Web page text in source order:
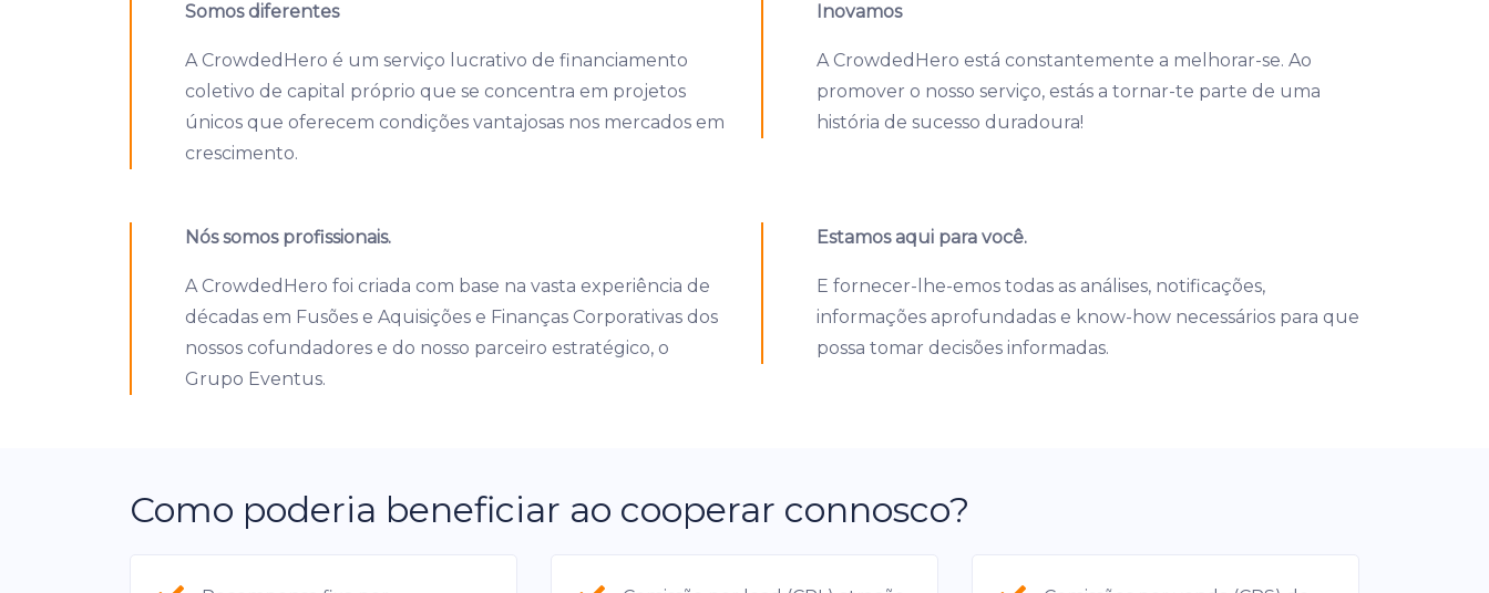
Somos diferentes
A CrowdedHero é um serviço lucrativo de financiamento
coletivo de capital próprio que se concentra em projetos
únicos que oferecem condições vantajosas nos mercados em
crescimento.
Inovamos
A CrowdedHero está constantemente a melhorar-se. Ao
promover o nosso serviço, estás a tornar-te parte de uma
história de sucesso duradoura!
Nós somos profissionais.
A CrowdedHero foi criada com base na vasta experiência de
décadas em Fusões e Aquisições e Finanças Corporativas dos
nossos cofundadores e do nosso parceiro estratégico, o
Grupo Eventus.
Estamos aqui para você.
E fornecer-lhe-emos todas as análises, notificações,
informações aprofundadas e know-how necessários para que
possa tomar decisões informadas.
Como poderia beneficiar ao cooperar connosco?